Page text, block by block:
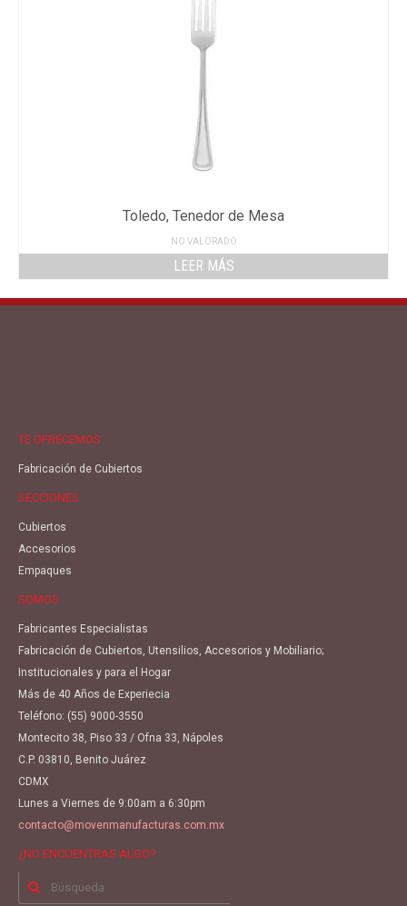
Toledo, Tenedor de Mesa
NO VALORADO
LEER MÁS
TE OFRECEMOS
Fabricación de Cubiertos
SECCIONES
Cubiertos
Accesorios
Empaques
SOMOS
Fabricantes Especialistas
Fabricación de Cubiertos, Utensilios, Accesorios y Mobiliario;
Institucionales y para el Hogar
Más de 40 Años de Experiecia
Teléfono: (55) 9000-3550
Montecito 38, Piso 33 / Ofna 33, Nápoles
C.P. 03810, Benito Juárez
CDMX
Lunes a Viernes de 9:00am a 6:30pm
contacto@movenmanufacturas.com.mx
¿NO ENCUENTRAS ALGO?
Buscar